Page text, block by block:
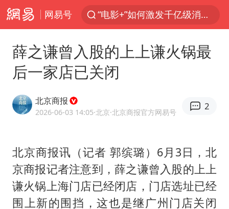
网易号
“电影+”如何激发千亿级消费新活力？
我国货物贸易进出口超30万亿元
佛山通报笔试前13被淘汰后5名进体检
广东雷州通报特教老师招聘违规事件
“立秋的第一杯奶茶”又爆单了
陈幸同晋级WTT横滨冠军赛8强
薛之谦曾入股的上上谦火锅最
后一家店已关闭
北京商报
2026-06-03 14:05·北京·北京商报官方网易号
2
北京商报讯（记者 郭缤璐）6月3日，北
京商报记者注意到，薛之谦曾入股的上上
谦火锅上海门店已经闭店，门店选址已经
围上新的围挡，这也是继广州门店关闭